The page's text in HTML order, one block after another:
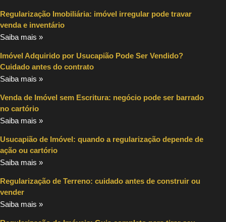
Regularização Imobiliária: imóvel irregular pode travar
venda e inventário
Saiba mais »
Imóvel Adquirido por Usucapião Pode Ser Vendido?
Cuidado antes do contrato
Saiba mais »
Venda de Imóvel sem Escritura: negócio pode ser barrado
no cartório
Saiba mais »
Usucapião de Imóvel: quando a regularização depende de
ação ou cartório
Saiba mais »
Regularização de Terreno: cuidado antes de construir ou
vender
Saiba mais »